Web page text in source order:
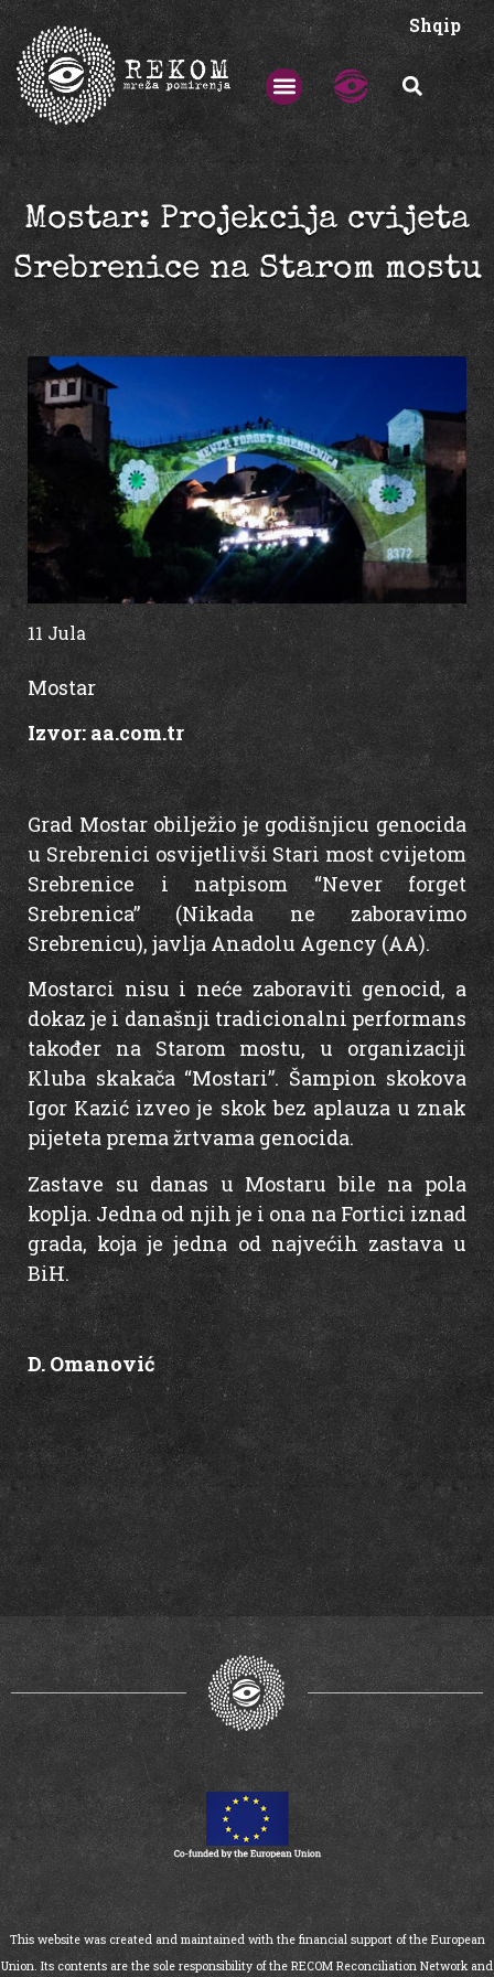
Shqip
Mostar: Projekcija cvijeta
Srebrenice na Starom mostu
Izvor: aa.com.tr
Grad Mostar obilježio je godišnjicu genocida
u Srebrenici osvijetlivši Stari most cvijetom
Srebrenice i natpisom “Never forget
Srebrenica” (Nikada ne zaboravimo
Srebrenicu), javlja Anadolu Agency (AA).
Mostarci nisu i neće zaboraviti genocid, a
dokaz je i današnji tradicionalni performans
također na Starom mostu, u organizaciji
Kluba skakača “Mostari”. Šampion skokova
Igor Kazić izveo je skok bez aplauza u znak
pijeteta prema žrtvama genocida.
Zastave su danas u Mostaru bile na pola
koplja. Jedna od njih je i ona na Fortici iznad
grada, koja je jedna od najvećih zastava u
BiH.
D. Omanović
11 Jula
10:40
Mostar
This website was created and maintained with the financial support of the European
Union. Its contents are the sole responsibility of the RECOM Reconciliation Network and